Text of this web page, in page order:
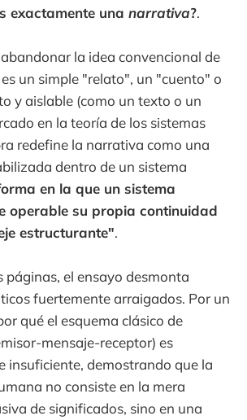
exactamente una narrativa?.
la idea convencional de
un simple "relato", un "cuento" o
y aislable (como un texto o un
en la teoría de los sistemas
redefine la narrativa como una
dentro de un sistema
en la que un sistema
operable su propia continuidad
estructurante".
páginas, el ensayo desmonta
fuertemente arraigados. Por un
qué el esquema clásico de
mensaje-receptor) es
insuficiente, demostrando que la
no consiste en la mera
de significados, sino en una